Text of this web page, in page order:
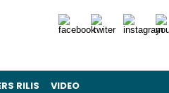
RILIS VIDEO